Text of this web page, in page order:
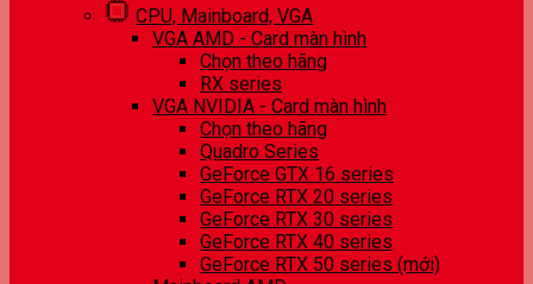
CPU, Mainboard, VGA
VGA AMD - Card màn hình
Chọn theo hãng
RX series
VGA NVIDIA - Card màn hình
Chọn theo hãng
Quadro Series
GeForce GTX 16 series
GeForce RTX 20 series
GeForce RTX 30 series
GeForce RTX 40 series
GeForce RTX 50 series (mới)